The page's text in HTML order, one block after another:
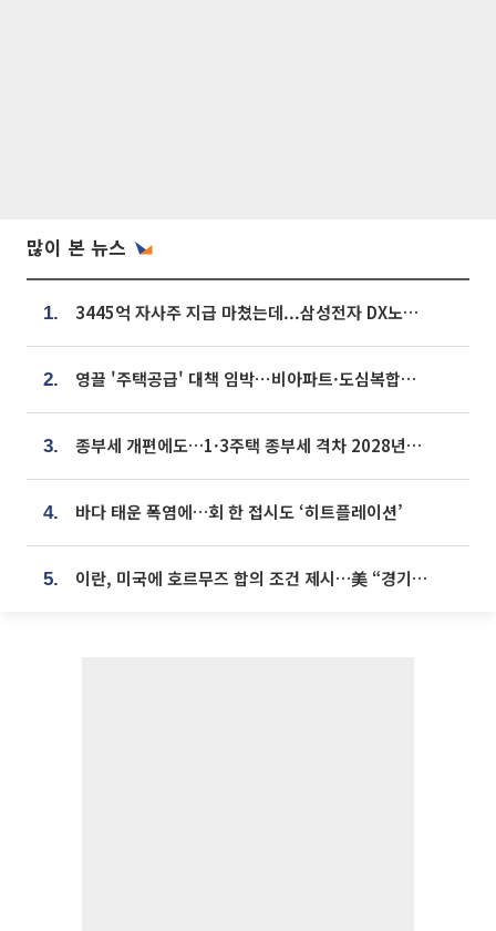
많이 본 뉴스
1. 3445억 자사주 지급 마쳤는데...삼성전자 DX노조, 뒤늦은 '떼쓰기 집회'
2. 영끌 '주택공급' 대책 임박⋯비아파트·도심복합까지 총동원
3. 종부세 개편에도…1·3주택 종부세 격차 2028년부터 확대
4. 바다 태운 폭염에…회 한 접시도 ‘히트플레이션’
5. 이란, 미국에 호르무즈 합의 조건 제시…美 “경기 아직 안 끝나” [종합]